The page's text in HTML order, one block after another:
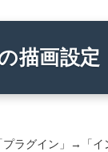
描画設定
ラグイン」→「イ